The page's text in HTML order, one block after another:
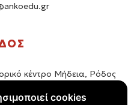
cookies
κέντρο Μήδεια, Ρόδος
/ +30 22410 62488